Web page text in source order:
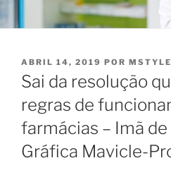
PUBLICADO
EM
ABRIL 14, 2019 POR
Sai da resolução
regras de
farmácias – Imã
Gráfica Mavicle-